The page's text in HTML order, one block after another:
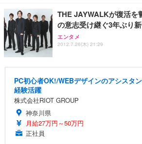
THE JAYWALKが復活を
の意志受け継ぐ3年ぶり
エンタメ
2012.7.26(木) 21:29
PC初心者OK!/WEBデザインのアシスタ
経験活躍
株式会社RIOT GROUP
神奈川県
月給27万円～50万円
正社員